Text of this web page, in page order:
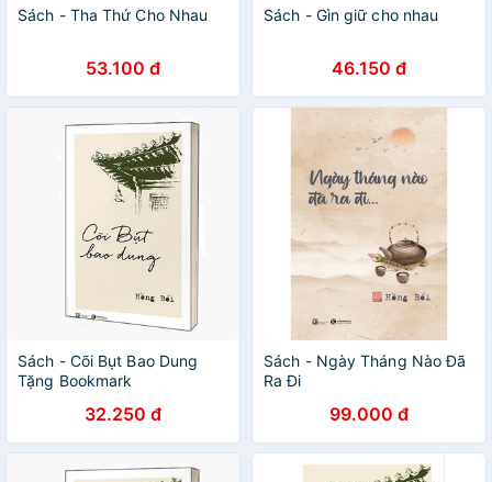
Sách - Tha Thứ Cho Nhau
53.100 đ
Sách - Gìn giữ cho nhau
46.150 đ
Sách - Cõi Bụt Bao Dung
Tặng Bookmark
32.250 đ
Sách - Ngày Tháng Nào Đã
Ra Đi
99.000 đ